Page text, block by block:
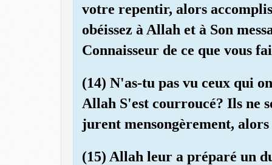
votre repentir, alors
obéissez à Allah et à Son
Connaisseur de ce que vous
(14) N'as-tu pas vu ceux qui
Allah S'est courroucé? Ils ne
jurent mensongèrement,
(15) Allah leur a préparé un